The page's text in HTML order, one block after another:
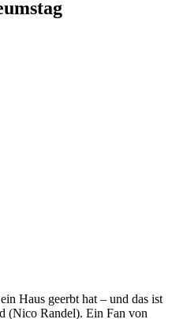
Haus geerbt hat – und das ist
(Nico Randel). Ein Fan von